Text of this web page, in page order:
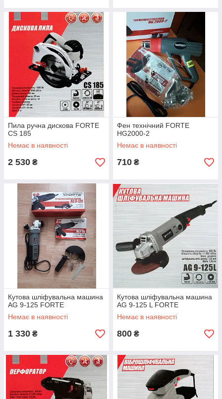
Пила ручна дискова FORTE
CS 185
Немає в наявності
2 530 ₴
Фен технічний FORTE
HG2000-2
Немає в наявності
710 ₴
Кутова шліфувальна машина
AG 9-125 FORTE
Немає в наявності
1 330 ₴
Кутова шліфувальна машина
AG 9-125 L FORTE
Немає в наявності
800 ₴